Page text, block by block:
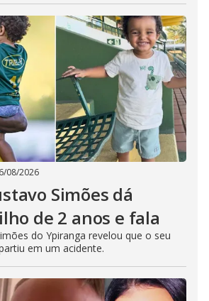
08/2026
Simões dá
de 2 anos e fala
do Ypiranga revelou que o seu
em um acidente.